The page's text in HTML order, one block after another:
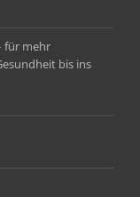
für mehr
bis ins